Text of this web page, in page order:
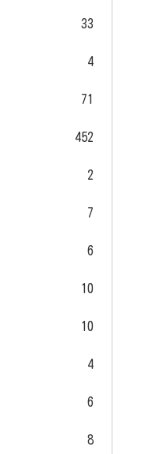
33
4
71
452
2
7
6
10
10
4
6
8